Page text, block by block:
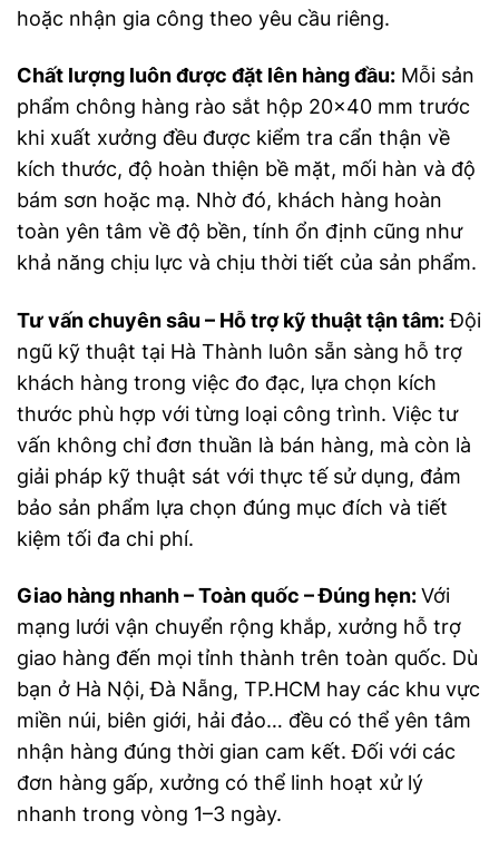
hoặc nhận gia công theo yêu cầu riêng.
Chất lượng luôn được đặt lên hàng đầu: Mỗi sản
phẩm chông hàng rào sắt hộp 20×40 mm trước
khi xuất xưởng đều được kiểm tra cẩn thận về
kích thước, độ hoàn thiện bề mặt, mối hàn và độ
bám sơn hoặc mạ. Nhờ đó, khách hàng hoàn
toàn yên tâm về độ bền, tính ổn định cũng như
khả năng chịu lực và chịu thời tiết của sản phẩm.
Tư vấn chuyên sâu – Hỗ trợ kỹ thuật tận tâm:Đội
ngũ kỹ thuật tại Hà Thành luôn sẵn sàng hỗ trợ
khách hàng trong việc đo đạc, lựa chọn kích
thước phù hợp với từng loại công trình. Việc tư
vấn không chỉ đơn thuần là bán hàng, mà còn là
giải pháp kỹ thuật sát với thực tế sử dụng, đảm
bảo sản phẩm lựa chọn đúng mục đích và tiết
kiệm tối đa chi phí.
Giao hàng nhanh – Toàn quốc – Đúng hẹn:Với
mạng lưới vận chuyển rộng khắp, xưởng hỗ trợ
giao hàng đến mọi tỉnh thành trên toàn quốc. Dù
bạn ở Hà Nội, Đà Nẵng, TP.HCM hay các khu vực
miền núi, biên giới, hải đảo… đều có thể yên tâm
nhận hàng đúng thời gian cam kết. Đối với các
đơn hàng gấp, xưởng có thể linh hoạt xử lý
nhanh trong vòng 1–3 ngày.